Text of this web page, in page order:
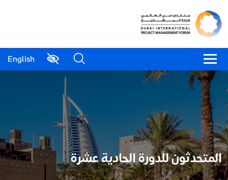
English
المتحدثون للدورة الحادية عشرة